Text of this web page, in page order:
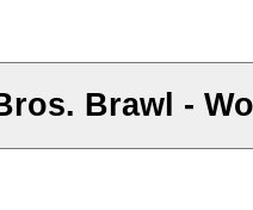
Brawl -